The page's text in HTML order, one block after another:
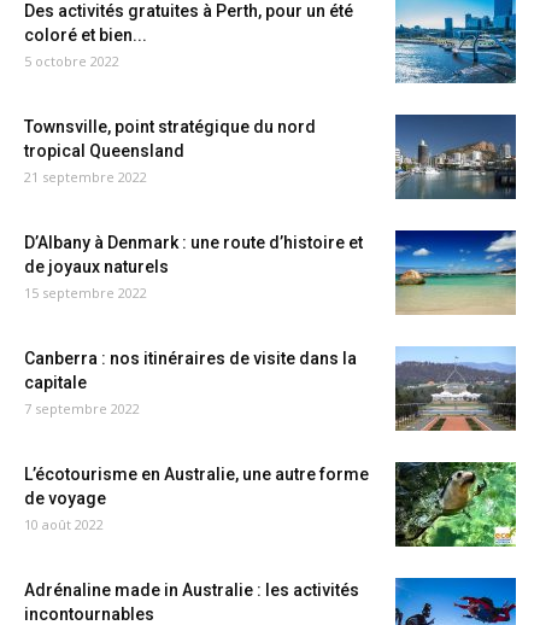
Des activités gratuites à Perth, pour un été
coloré et bien...
5 octobre 2022
Townsville, point stratégique du nord
tropical Queensland
21 septembre 2022
D’Albany à Denmark : une route d’histoire et
de joyaux naturels
15 septembre 2022
Canberra : nos itinéraires de visite dans la
capitale
7 septembre 2022
L’écotourisme en Australie, une autre forme
de voyage
10 août 2022
Adrénaline made in Australie : les activités
incontournables